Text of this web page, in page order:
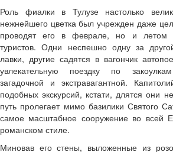
Роль фиалки в Тулузе настолько
нежнейшего цветка был учрежден даже
проводят его в феврале, но и летом
туристов. Одни неспешно одну за
лавки, другие садятся в вагончик
увлекательную поездку по
загадочной и экстравагантной.
подобных экскурсий, кстати, длятся они
путь пролегает мимо базилики Святого
самое масштабное сооружение во всей
романском стиле.
Миновав его стены, выложенные из